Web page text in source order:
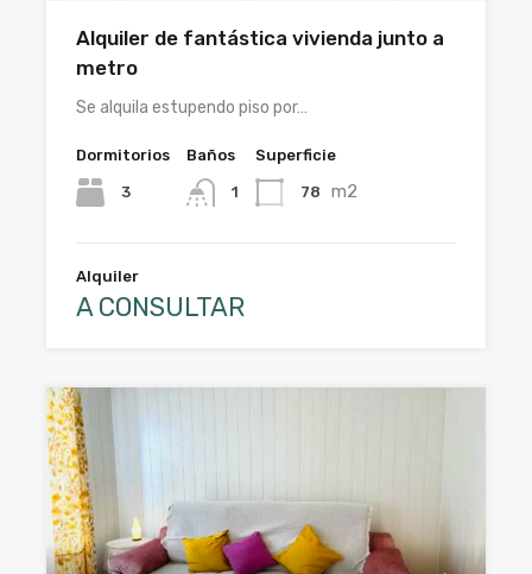
Alquiler de fantástica vivienda junto a
metro
Se alquila estupendo piso por…
Dormitorios
3
Baños
1
Superficie
78 m2
Alquiler
A CONSULTAR